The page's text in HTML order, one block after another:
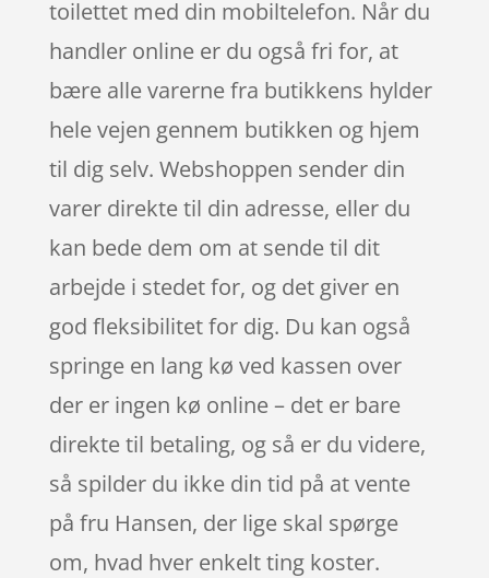
toilettet med din mobiltelefon. Når du
handler online er du også fri for, at
bære alle varerne fra butikkens hylder
hele vejen gennem butikken og hjem
til dig selv. Webshoppen sender din
varer direkte til din adresse, eller du
kan bede dem om at sende til dit
arbejde i stedet for, og det giver en
god fleksibilitet for dig. Du kan også
springe en lang kø ved kassen over
der er ingen kø online – det er bare
direkte til betaling, og så er du videre,
så spilder du ikke din tid på at vente
på fru Hansen, der lige skal spørge
om, hvad hver enkelt ting koster.